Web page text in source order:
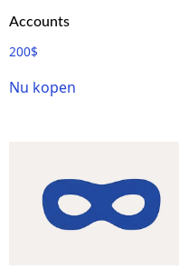
Accounts
200$
Nu kopen